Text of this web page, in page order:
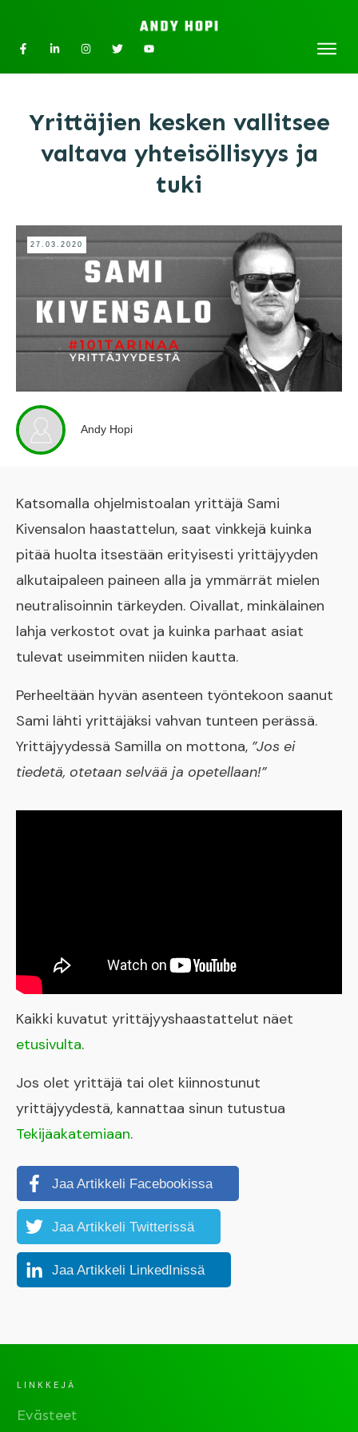
Yrittäjien kesken vallitsee
valtava yhteisöllisyys ja
tuki
27.03.2020
Andy Hopi
Katsomalla ohjelmistoalan yrittäjä Sami
Kivensalon haastattelun, saat vinkkejä kuinka
pitää huolta itsestään erityisesti yrittäjyyden
alkutaipaleen paineen alla ja ymmärrät mielen
neutralisoinnin tärkeyden. Oivallat, minkälainen
lahja verkostot ovat ja kuinka parhaat asiat
tulevat useimmiten niiden kautta.
Perheeltään hyvän asenteen työntekoon saanut
Sami lähti yrittäjäksi vahvan tunteen perässä.
Yrittäjyydessä Samilla on mottona, ”Jos ei
tiedetä, otetaan selvää ja opetellaan!”
Kaikki kuvatut yrittäjyyshaastattelut näet
etusivulta.
Jos olet yrittäjä tai olet kiinnostunut
yrittäjyydestä, kannattaa sinun tutustua
Tekijäakatemiaan.
Jaa Artikkeli Facebookissa
Jaa Artikkeli Twitterissä
Jaa Artikkeli LinkedInissä
LINKKEJÄ
Evästeet